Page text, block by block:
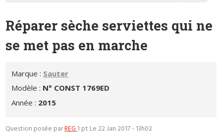
Réparer sèche serviettes qui ne
se met pas en marche
Marque : Sauter
Modèle : N° CONST 1769ED
Année : 2015
Question posée parREG1 pt Le 22 Jan 2017 - 13h02